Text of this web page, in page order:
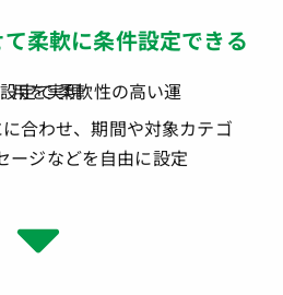
柔軟に条件設定できる
合わせ、期間や対象カテゴ
ージなどを自由に設定